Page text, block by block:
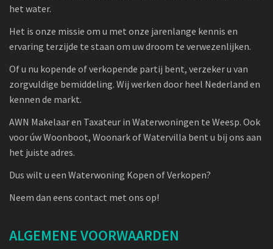
het water.
Het is onze missie om u met onze jarenlange kennis en
ervaring terzijde te staan om uw droom te verwezenlijken.
Of u nu kopende of verkopende partij bent, verzeker u van
zorgvuldige bemiddeling. Wij werken door heel Nederland en
kennen de markt.
AWN Makelaar en Taxateur in Waterwoningen te Weesp. Ook
voor úw Woonboot, Woonark of Watervilla bent u bij ons aan
het juiste adres.
Dus wilt u een Waterwoning Kopen of Verkopen?
Neem dan eens contact met ons op!
ALGEMENE VOORWAARDEN